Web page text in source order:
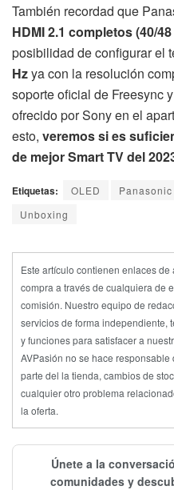
También recordad que
HDMI 2.1 completos (40/
posibilidad de configurar el
Hzya con la resolución
soporte oficial de Freesync
ofrecido por Sony en el
esto, veremos si es
de mejor Smart TV del
Etiquetas: OLED Panasonic
Unboxing
Este artículo contienen enlaces
compra a través de cualquiera de
comisión. Nuestro equipo de
servicios de forma independiente,
y funciones para satisfacer a
AVPasión no se hace
parte del la tienda, cambios de
cualquier otro problema
la oferta.
Únete a la
comunidades y